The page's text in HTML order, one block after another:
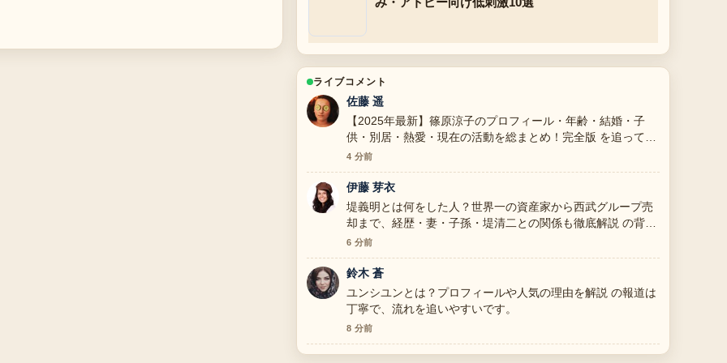
ライブコメント
佐藤 遥
【2025年最新】篠原涼子のプロフィール・年齢・結婚・子
供・別居・熱愛・現在の活動を総まとめ！完全版 を追ってい
ますが、この解説は落ち着いていて信頼できます。
4 分前
伊藤 芽衣
堤義明とは何をした人？世界一の資産家から西武グループ売
却まで、経歴・妻・子孫・堤清二との関係も徹底解説 の背景
説明が助かります。ライブ更新を続けてください。
6 分前
鈴木 蒼
ユンシユンとは？プロフィールや人気の理由を解説 の報道は
丁寧で、流れを追いやすいです。
8 分前